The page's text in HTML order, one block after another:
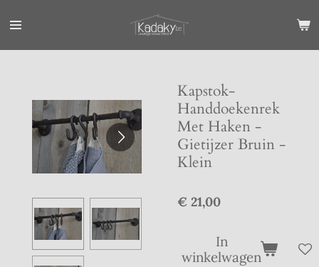
direct
Kapstok-
Handdoekenrek
Met Haken -
Gietijzer Bruin -
Klein
€ 21,00
In
winkelwagen